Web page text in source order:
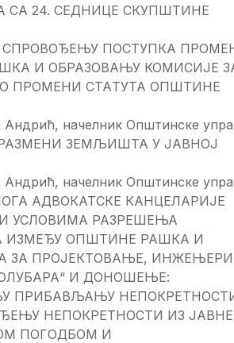
СА 24. СЕДНИЦЕ СКУПШТИНЕ
ПОСТУПКА
И ОБРАЗОВАЊУ КОМИСИЈЕ
ПРО­МЕ­НИ СТА­ТУ­ТА ОПШТИНЕ
начелник Општинске
ЗЕМЉИШТА У ЈАВНОЈ
начелник Општинске
АДВОКАТСКЕ КАНЦЕЛАРИЈЕ
УСЛОВИМА РАЗРЕШЕЊА
ОПШТИНЕ РАШКА И
ЗА ПРОЈЕКТОВАЊЕ,
И ДОНОШЕЊЕ:
ПРИБАВЉАЊУ
НЕПОКРЕТНОСТИ ИЗ ЈАВНЕ
ПОГОДБОМ И